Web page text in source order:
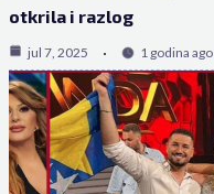
otkrila i razlog
jul 7, 2025 1 godina ago